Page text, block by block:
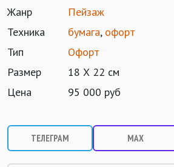
Жанр
Пейзаж
Техника
бумага, офорт
Тип
Офорт
Размер
18 Х 22 см
Цена
95 000 руб
ТЕЛЕГРАМ MAX